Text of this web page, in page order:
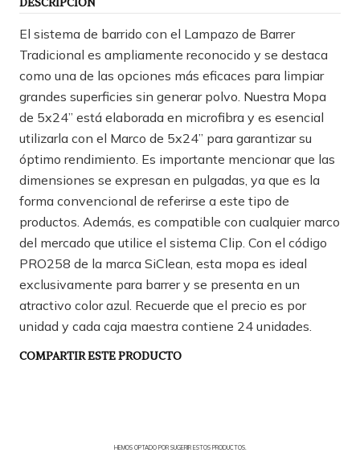
DESCRIPCIÓN
El sistema de barrido con el Lampazo de Barrer
Tradicional es ampliamente reconocido y se destaca
como una de las opciones más eficaces para limpiar
grandes superficies sin generar polvo. Nuestra Mopa
de 5x24” está elaborada en microfibra y es esencial
utilizarla con el Marco de 5x24” para garantizar su
óptimo rendimiento. Es importante mencionar que las
dimensiones se expresan en pulgadas, ya que es la
forma convencional de referirse a este tipo de
productos. Además, es compatible con cualquier marco
del mercado que utilice el sistema Clip. Con el código
PRO258 de la marca SiClean, esta mopa es ideal
exclusivamente para barrer y se presenta en un
atractivo color azul. Recuerde que el precio es por
unidad y cada caja maestra contiene 24 unidades.
COMPARTIR ESTE PRODUCTO
HEMOS OPTADO POR SUGERIR ESTOS PRODUCTOS.